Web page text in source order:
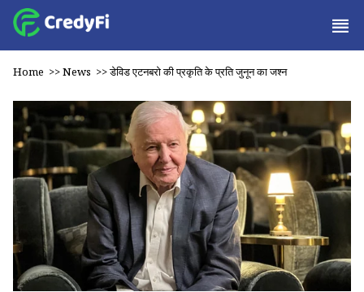
Home >>News >>डेविड एटनबरो की प्रकृति के प्रति जुनून का जश्न